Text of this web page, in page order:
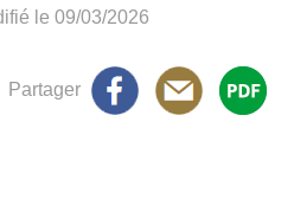
le 09/03/2026
Partager